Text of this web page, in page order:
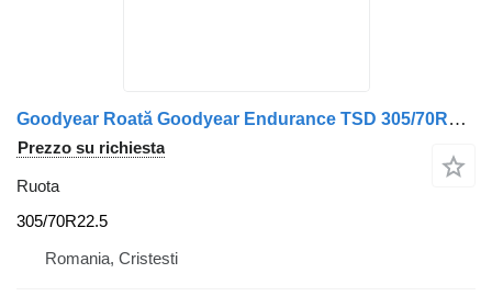
Goodyear Roată Goodyear Endurance TSD 305/70R22.5 22.5×8.25 per Volvo Endurance LHS
Prezzo su richiesta
Ruota
305/70R22.5
Romania, Cristesti